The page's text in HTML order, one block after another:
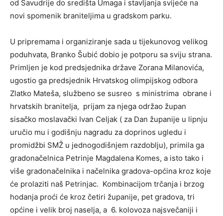
od Savudrije do središta Umaga i stavljanja svijeće na
novi spomenik braniteljima u gradskom parku.
U pripremama i organiziranje sada u tijekunovog velikog
poduhvata, Branko Šubić dobio je potporu sa sviju strana.
Primljen je kod predsjednika države Zorana Milanovića,
ugostio ga predsjednik Hrvatskog olimpijskog odbora
Zlatko Mateša, službeno se susreo s ministrima obrane i
hrvatskih branitelja, prijam za njega održao župan
sisačko moslavački Ivan Celjak ( za Dan županije u lipnju
uručio mu i godišnju nagradu za doprinos ugledu i
promidžbi SMŽ u jednogodišnjem razdoblju), primila ga
gradonačelnica Petrinje Magdalena Komes, a isto tako i
više gradonačelnika i načelnika gradova-općina kroz koje
će prolaziti naš Petrinjac. Kombinacijom trčanja i brzog
hodanja proći će kroz četiri županije, pet gradova, tri
općine i velik broj naselja, a 6. kolovoza najsvečaniji i